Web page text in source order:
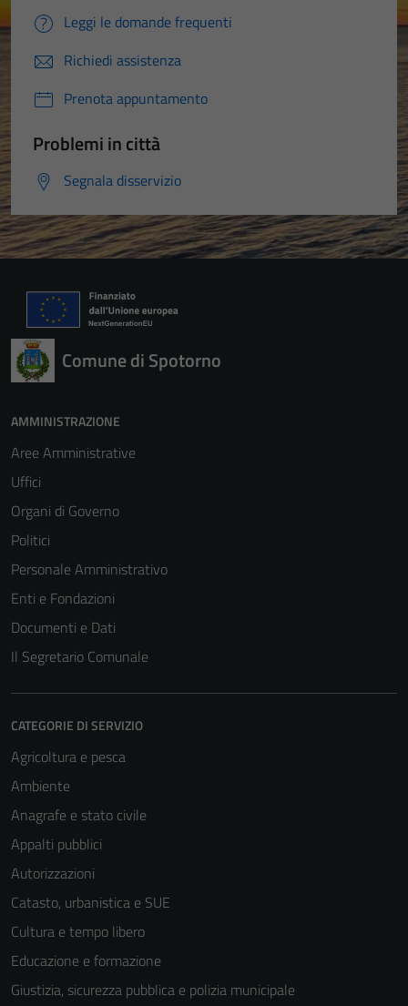
Leggi le domande frequenti
Richiedi assistenza
Prenota appuntamento
Problemi in città
Segnala disservizio
Comune di Spotorno
AMMINISTRAZIONE
Aree Amministrative
Uffici
Organi di Governo
Politici
Personale Amministrativo
Enti e Fondazioni
Documenti e Dati
Il Segretario Comunale
CATEGORIE DI SERVIZIO
Agricoltura e pesca
Ambiente
Anagrafe e stato civile
Appalti pubblici
Autorizzazioni
Catasto, urbanistica e SUE
Cultura e tempo libero
Educazione e formazione
Giustizia, sicurezza pubblica e polizia municipale
possono